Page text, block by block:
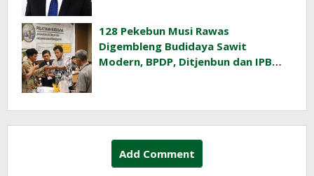
128 Pekebun Musi Rawas
Digembleng Budidaya Sawit
Modern, BPDP, Ditjenbun dan IPB
Add Comment